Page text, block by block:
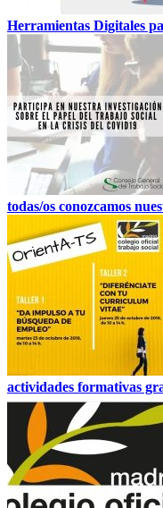
Herramientas Digitales
todas/os conozcamos
actividades formativas